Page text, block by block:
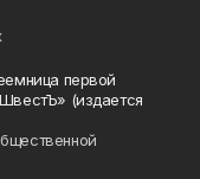
первой
(издается